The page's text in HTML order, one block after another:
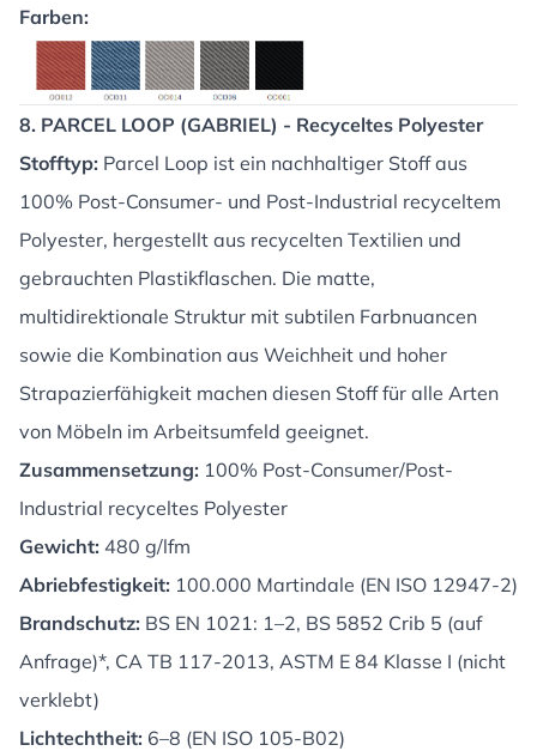
Farben:
8. PARCEL LOOP (GABRIEL) - Recyceltes Polyester
Stofftyp: Parcel Loop ist ein nachhaltiger Stoff aus
100% Post-Consumer- und Post-Industrial recyceltem
Polyester, hergestellt aus recycelten Textilien und
gebrauchten Plastikflaschen. Die matte,
multidirektionale Struktur mit subtilen Farbnuancen
sowie die Kombination aus Weichheit und hoher
Strapazierfähigkeit machen diesen Stoff für alle Arten
von Möbeln im Arbeitsumfeld geeignet.
Zusammensetzung: 100% Post-Consumer/Post-
Industrial recyceltes Polyester
Gewicht: 480 g/lfm
Abriebfestigkeit: 100.000 Martindale (EN ISO 12947-2)
Brandschutz: BS EN 1021: 1–2, BS 5852 Crib 5 (auf
Anfrage)*, CA TB 117-2013, ASTM E 84 Klasse I (nicht
verklebt)
Lichtechtheit: 6–8 (EN ISO 105-B02)